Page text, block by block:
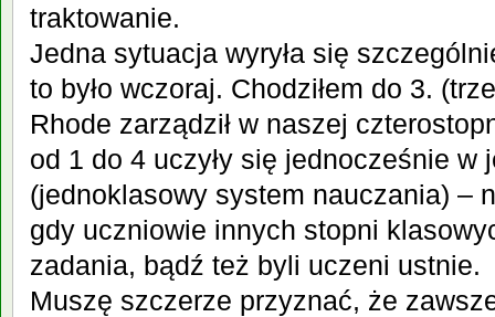
traktowanie.
Jedna sytuacja wyryła się
to było wczoraj. Chodziłem do 3.
Rhode zarządził w naszej
od 1 do 4 uczyły się jednocześnie w
(jednoklasowy system nauczania) –
gdy uczniowie innych stopni
zadania, bądź też byli uczeni ustnie.
Muszę szczerze przyznać, że